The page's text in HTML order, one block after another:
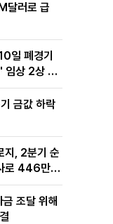
달러로 급
일 폐경기
상 2상 결
금값 하락
지, 2분기 순
로 446만
조달 위해